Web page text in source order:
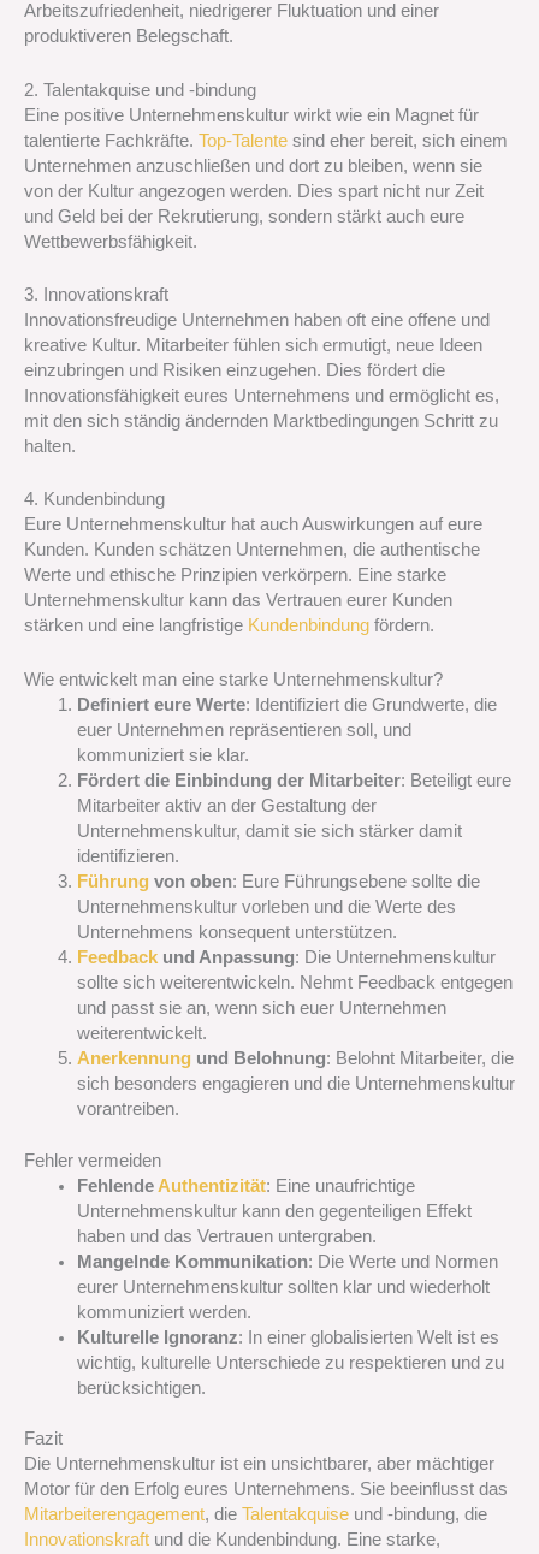
Arbeitszufriedenheit, niedrigerer Fluktuation und einer
produktiveren Belegschaft.
2. Talentakquise und -bindung
Eine positive Unternehmenskultur wirkt wie ein Magnet für
talentierte Fachkräfte. Top-Talente sind eher bereit, sich einem
Unternehmen anzuschließen und dort zu bleiben, wenn sie
von der Kultur angezogen werden. Dies spart nicht nur Zeit
und Geld bei der Rekrutierung, sondern stärkt auch eure
Wettbewerbsfähigkeit.
3. Innovationskraft
Innovationsfreudige Unternehmen haben oft eine offene und
kreative Kultur. Mitarbeiter fühlen sich ermutigt, neue Ideen
einzubringen und Risiken einzugehen. Dies fördert die
Innovationsfähigkeit eures Unternehmens und ermöglicht es,
mit den sich ständig ändernden Marktbedingungen Schritt zu
halten.
4. Kundenbindung
Eure Unternehmenskultur hat auch Auswirkungen auf eure
Kunden. Kunden schätzen Unternehmen, die authentische
Werte und ethische Prinzipien verkörpern. Eine starke
Unternehmenskultur kann das Vertrauen eurer Kunden
stärken und eine langfristige Kundenbindung fördern.
Wie entwickelt man eine starke Unternehmenskultur?
Definiert eure Werte: Identifiziert die Grundwerte, die
euer Unternehmen repräsentieren soll, und
kommuniziert sie klar.
Fördert die Einbindung der Mitarbeiter: Beteiligt eure
Mitarbeiter aktiv an der Gestaltung der
Unternehmenskultur, damit sie sich stärker damit
identifizieren.
Führungvon oben: Eure Führungsebene sollte die
Unternehmenskultur vorleben und die Werte des
Unternehmens konsequent unterstützen.
Feedbackund Anpassung: Die Unternehmenskultur
sollte sich weiterentwickeln. Nehmt Feedback entgegen
und passt sie an, wenn sich euer Unternehmen
weiterentwickelt.
Anerkennungund Belohnung: Belohnt Mitarbeiter, die
sich besonders engagieren und die Unternehmenskultur
vorantreiben.
Fehler vermeiden
Fehlende Authentizität: Eine unaufrichtige
Unternehmenskultur kann den gegenteiligen Effekt
haben und das Vertrauen untergraben.
Mangelnde Kommunikation: Die Werte und Normen
eurer Unternehmenskultur sollten klar und wiederholt
kommuniziert werden.
Kulturelle Ignoranz: In einer globalisierten Welt ist es
wichtig, kulturelle Unterschiede zu respektieren und zu
berücksichtigen.
Fazit
Die Unternehmenskultur ist ein unsichtbarer, aber mächtiger
Motor für den Erfolg eures Unternehmens. Sie beeinflusst das
Mitarbeiterengagement, die Talentakquise und -bindung, die
Innovationskraft und die Kundenbindung. Eine starke,